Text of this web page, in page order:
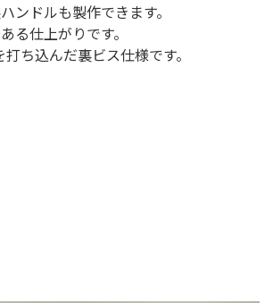
ンドルも製作できます。
る仕上がりです。
ち込んだ裏ビス仕様です。